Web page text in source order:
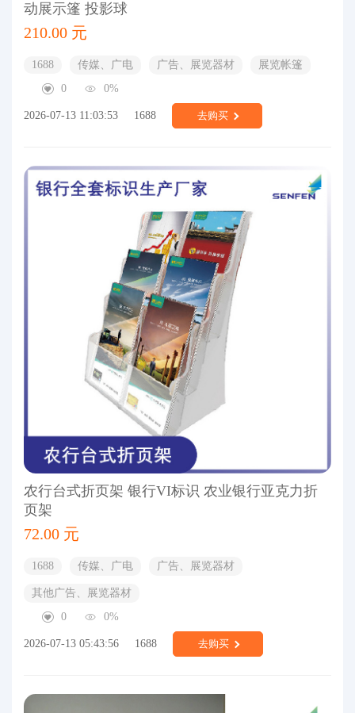
动展示篷 投影球
210.00 元
1688 传媒、广电 广告、展览器材
展览帐篷
0
0%
2026-07-13 11:03:53 1688 去购买
农行台式折页架 银行VI标识 农业银行亚克力折
页架
72.00 元
1688 传媒、广电 广告、展览器材
其他广告、展览器材
0
0%
2026-07-13 05:43:56 1688 去购买